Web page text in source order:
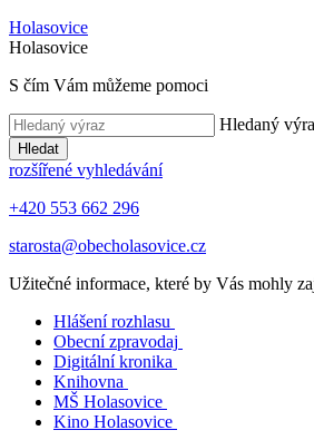
Holasovice
Holasovice
S čím Vám můžeme pomoci
Hledaný
Hledat
rozšířené vyhledávání
+420 553 662 296
starosta@obecholasovice.cz
Užitečné informace, které by Vás mohly
Hlášení rozhlasu
Obecní zpravodaj
Digitální kronika
Knihovna
MŠ Holasovice
Kino Holasovice